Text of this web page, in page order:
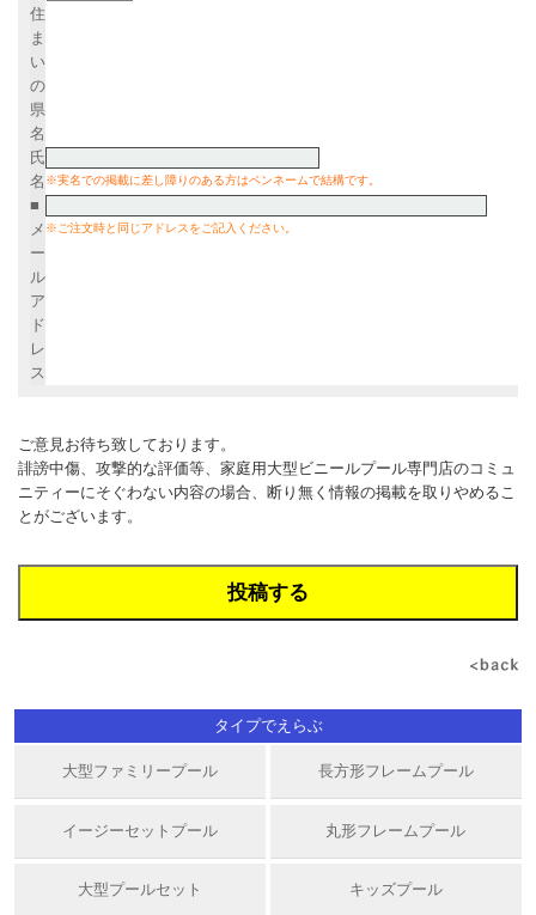
住
ま
い
の
県
名
氏
名 ※実名での掲載に差し障りのある方はペンネームで結構です。
■
メ
ー
ル
ア
ド
レ
ス
※ご注文時と同じアドレスをご記入ください。
ご意見お待ち致しております。
誹謗中傷、攻撃的な評価等、家庭用大型ビニールプール専門店のコミュ
ニティーにそぐわない内容の場合、断り無く情報の掲載を取りやめるこ
とがございます。
タイプでえらぶ
大型ファミリープール 長方形フレームプール
イージーセットプール 丸形フレームプール
大型プールセット キッズプール